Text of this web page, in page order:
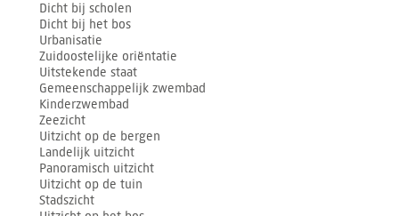
Dicht bij scholen
Dicht bij het bos
Urbanisatie
Zuidoostelijke oriëntatie
Uitstekende staat
Gemeenschappelijk zwembad
Kinderzwembad
Zeezicht
Uitzicht op de bergen
Landelijk uitzicht
Panoramisch uitzicht
Uitzicht op de tuin
Stadszicht